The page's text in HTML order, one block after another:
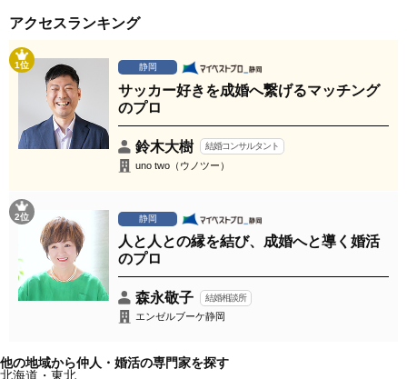
アクセスランキング
1位 静岡
サッカー好きを成婚へ繋げるマッチング
のプロ
鈴木大樹 結婚コンサルタント
uno two（ウノツー）
2位 静岡
人と人との縁を結び、成婚へと導く婚活
のプロ
森永敬子 結婚相談所
エンゼルブーケ静岡
他の地域から仲人・婚活の専門家を探す
北海道・東北